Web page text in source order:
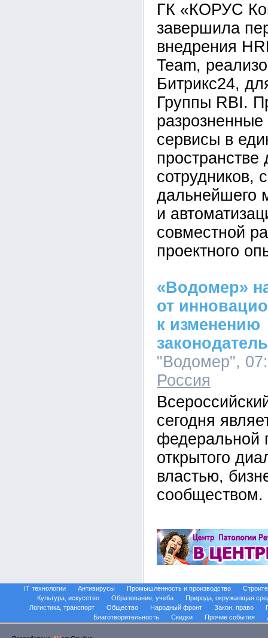
ГК «КОРУС
завершила
внедрения
Team,
Битрикс24,
Группы RBI.
сервисы в
пространстве
сотрудников,
дальнейшего
и
совместной
проектного
«Водомер»
от
к изменению
"Водомер",
Россия
сегодня
федеральной
открытого
властью,
сообществом.
IT технологии Антивирусы Промышленность и производство
Культура, искусство
Образование, учеба
Природа, окружающая
Логистика, транспорт
Общество Народный фронт Закон, право
Благотворительность
Скидки Прочие события